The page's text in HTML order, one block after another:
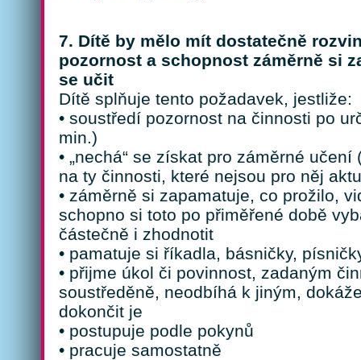
7. Dítě by mělo mít dostatečně
pozornost a schopnost záměrně si
se učit
Dítě splňuje tento požadavek, jestliže:
• soustředí pozornost na činnosti po
min.)
• „nechá“ se získat pro záměrné
na ty činnosti, které nejsou pro něj
• záměrně si zapamatuje, co prožilo,
schopno si toto po přiměřené době
částečně i zhodnotit
• pamatuje si říkadla, básničky,
• přijme úkol či povinnost, zadaným
soustředěně, neodbíhá k jiným,
dokončit je
• postupuje podle pokynů
• pracuje samostatně